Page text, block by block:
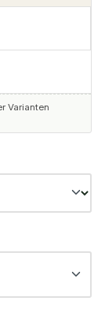
Varianten